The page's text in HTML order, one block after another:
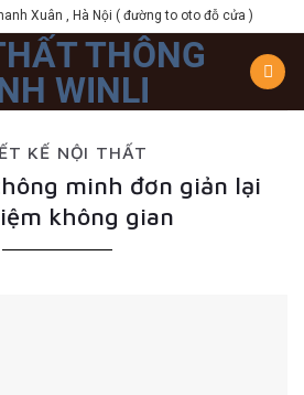
Xuân , Hà Nội ( đường to oto đỗ cửa )
KẾ NỘI THẤT
minh đơn giản lại
không gian